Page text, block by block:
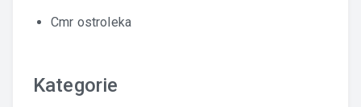
Cmr ostroleka
Kategorie